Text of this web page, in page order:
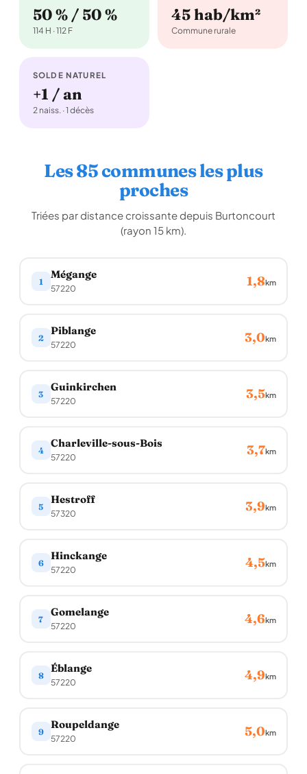
50 % / 50 %
114 H · 112 F
45 hab/km²
Commune rurale
SOLDE NATUREL
+1 / an
2 naiss. · 1 décès
Les 85 communes les plus
proches
Triées par distance croissante depuis Burtoncourt
(rayon 15 km).
1
Mégange
57220 1,8km
2
Piblange
57220 3,0km
3
Guinkirchen
57220 3,5km
4
Charleville-sous-Bois
57220 3,7km
5
Hestroff
57320 3,9km
6
Hinckange
57220 4,5km
7
Gomelange
57220 4,6km
8
Éblange
57220 4,9km
9
Roupeldange
57220 5,0km